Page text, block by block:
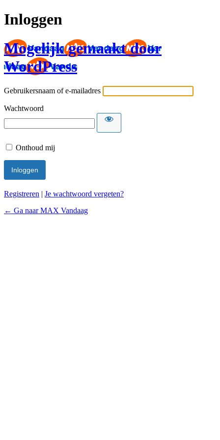
Inloggen
Mogelijk gemaakt door
WordPress
Gebruikersnaam of e-mailadres
Wachtwoord
Onthoud mij
Registreren | Je wachtwoord vergeten?
← Ga naar MAX Vandaag